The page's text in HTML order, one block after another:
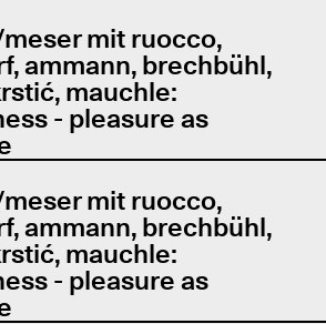
mit ruocco,
ammann, brechbühl,
mauchle:
- pleasure as
mit ruocco,
ammann, brechbühl,
mauchle:
- pleasure as